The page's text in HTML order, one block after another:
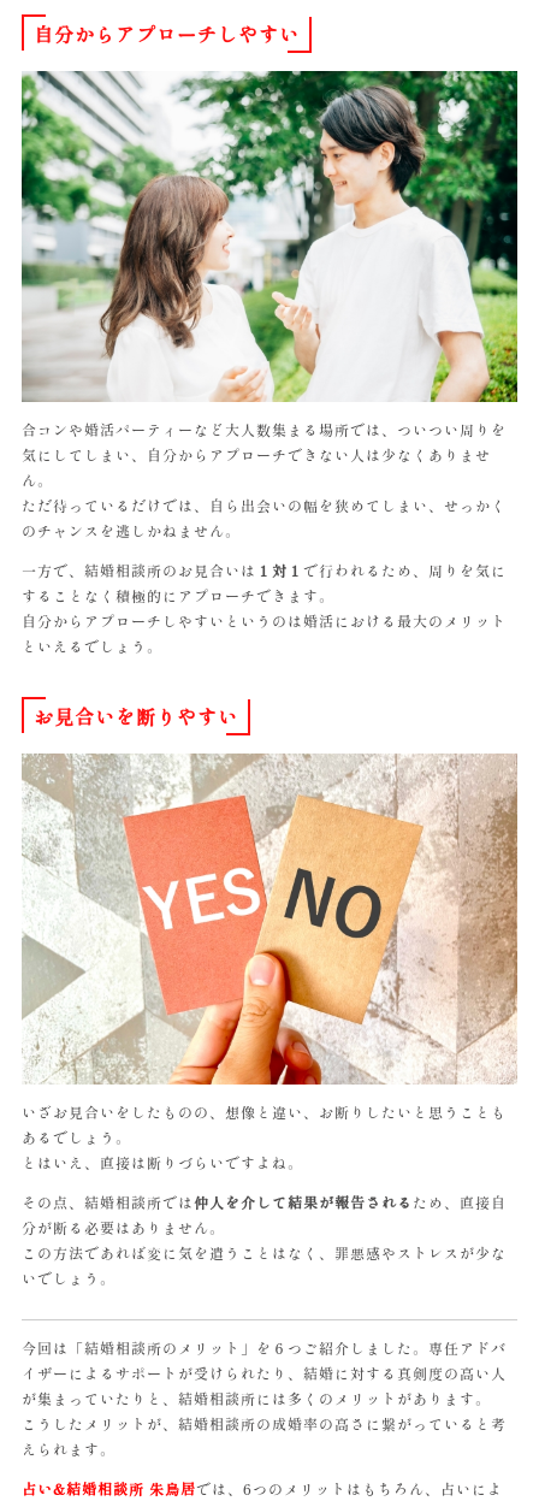
自分からアプローチしやすい
合コンや婚活パーティーなど大人数集まる場所では、ついつい周りを
気にしてしまい、自分からアプローチできない人は少なくありませ
ん。
ただ待っているだけでは、自ら出会いの幅を狭めてしまい、せっかく
のチャンスを逃しかねません。
一方で、結婚相談所のお見合いは １対１ で行われるため、周りを気に
することなく積極的にアプローチできます。
自分からアプローチしやすいというのは婚活における最大のメリット
といえるでしょう。
お見合いを断りやすい
いざお見合いをしたものの、想像と違い、お断りしたいと思うことも
あるでしょう。
とはいえ、直接は断りづらいですよね。
その点、結婚相談所では仲人を介して結果が報告される ため、直接自
分が断る必要はありません。
この方法であれば変に気を遣うことはなく、罪悪感やストレスが少な
いでしょう。
今回は「結婚相談所のメリット」を６つご紹介しました。専任アドバ
イザーによるサポートが受けられたり、結婚に対する真剣度の高い人
が集まっていたりと、結婚相談所には多くのメリットがあります。
こうしたメリットが、結婚相談所の成婚率の高さに繋がっていると考
えられます。
占い&結婚相談所 朱鳥居では、6つのメリットはもちろん、占いによ